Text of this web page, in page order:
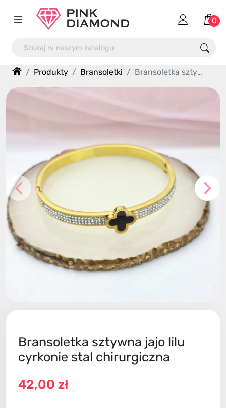
0
Produkty Bransoletki Bransoletka sztywna jajo lilu cyrkonie stal chirurgiczna
Bransoletka sztywna jajo lilu
cyrkonie stal chirurgiczna
42,00 zł